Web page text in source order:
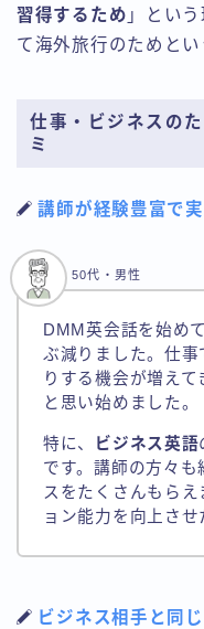
習得するため 」とい
て海外旅行のためとい
仕事・ビジネスの
ミ
講師が経験豊富で
DMM英会話を始め
ぶ減りました。仕
りする機会が増え
と思い始めました。
特に、 ビジネス英語
です。講師の方々も
スをたくさんもら
ョン能力を向上させ
50代・男性
ビジネス相手と同